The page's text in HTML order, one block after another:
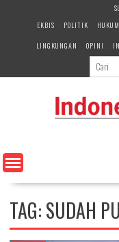
e
n
EKBIS
POLITIK HUKUM
LINGKUNGAN
OPINI
TAG:SUDAH